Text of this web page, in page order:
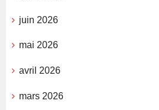
juin 2026
mai 2026
avril 2026
mars 2026